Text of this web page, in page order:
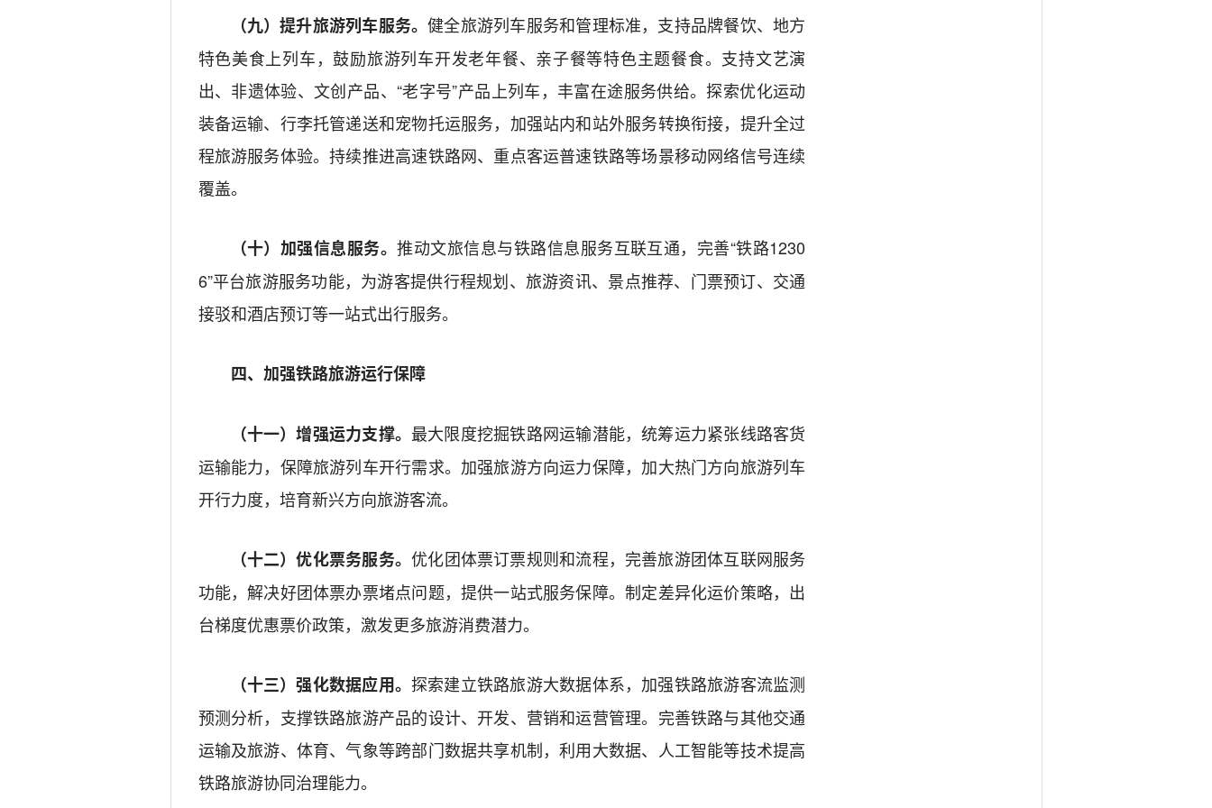
（九）提升旅游列车服务。健全旅游列车服务和管理标准，支持品牌餐饮、地方
特色美食上列车，鼓励旅游列车开发老年餐、亲子餐等特色主题餐食。 支持文艺演
出、非遗体验、文创产品、 “老字号”产品上列车，丰富在途服务供给。探索优化运动
装备运输、行李托管递送和宠物托运服务， 加强站内和站外服务转换衔接，提升全过
程旅游服务体验。持续推进高速铁路网、重点客运普速铁路等场景移动网络信号连续
覆盖。
（十）加强信息服务。推动文旅信息与铁路信息服务互联互通，完善“铁路1230
6”平台旅游服务功能，为游客提供行程规划、旅游资讯、景点推荐、门票预订、交通
接驳和酒店预订等一站式出行服务。
四、 加强铁路旅游运行保障
（十一）增强运力支撑。最大限度挖掘铁路网运输潜能，统筹运力紧张线路客货
运输能力，保障旅游列车开行需求。加强旅游方向运力保障， 加大热门方向旅游列车
开行力度， 培育新兴方向旅游客流。
（十二）优化票务服务。优化团体票订票规则和流程，完善旅游团体互联网服务
功能，解决好团体票办票堵点问题，提供一站式服务保障。制定差异化运价策略，出
台梯度优惠票价政策，激发更多旅游消费潜力。
（十三）强化数据应用。探索建立铁路旅游大数据体系，加强铁路旅游客流监测
预测分析，支撑铁路旅游产品的设计、开发、营销和运营管理。完善铁路与其他交通
运输及旅游、体育、气象等跨部门数据共享机制，利用大数据、人工智能等技术提高
铁路旅游协同治理能力。